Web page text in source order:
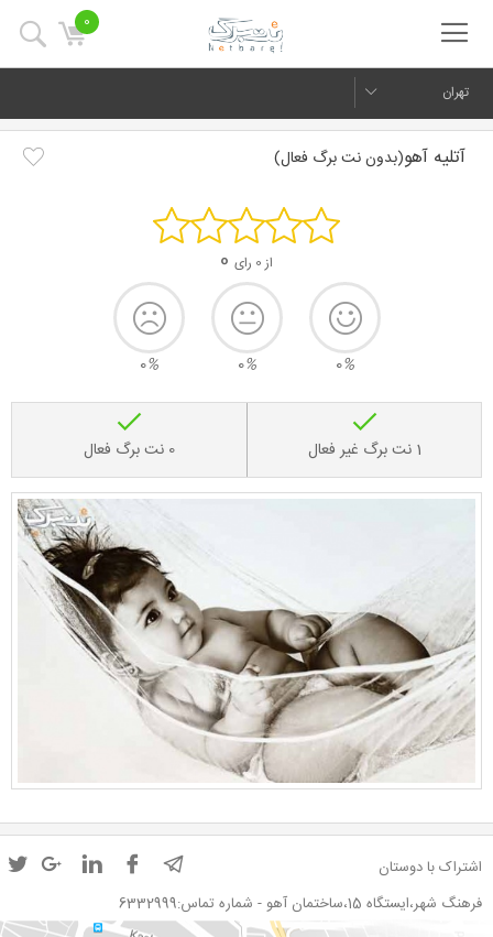
0
تهران
آتلیه آهو(بدون نت برگ فعال)
از 0 رای 0
0%
0%
0%
1 نت برگ غیر فعال 0 نت برگ فعال
اشتراک با دوستان
فرهنگ شهر،ایستگاه 15،ساختمان آهو - شماره تماس:6332999